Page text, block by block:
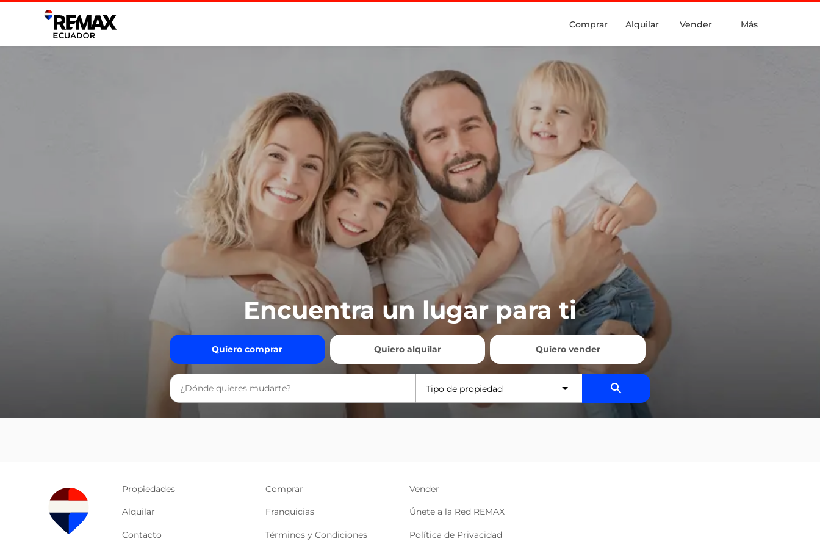
Comprar Alquilar Vender Más
Encuentra un lugar para ti
Quiero comprar Quiero alquilar Quiero vender
Tipo de propiedad
Propiedades Comprar Vender
Alquilar Franquicias Únete a la Red REMAX
Contacto Términos y Condiciones Política de Privacidad